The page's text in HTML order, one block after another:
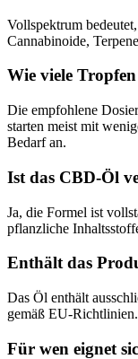
Vollspektrum
Cannabinoide,
Wie viele
Die empfohlene
starten meist mit
Bedarf an.
Ist das CBD-Öl
Ja, die Formel ist
pflanzliche
Enthält das
Das Öl enthält
gemäß EU-Richtlinien.
Für wen eignet